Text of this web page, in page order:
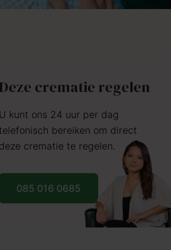
crematie regelen
kunt ons 24 uur per dag
bereiken om direct
crematie te regelen.
085 016 0685